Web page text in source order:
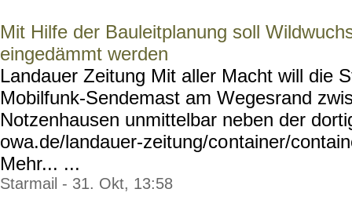
Mit Hilfe der Bauleitplanung soll
eingedämmt werden
Landauer Zeitung Mit aller Macht will die
Mobilfunk-Sendemast am Wegesrand
Notzenhausen unmittelbar neben der
owa.de/landauer-zeitung/container/
Mehr... ...
Starmail - 31. Okt, 13:58